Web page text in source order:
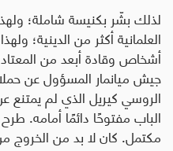
لذلك بشّر بكنيسة شاملة؛
العلمانية أكثر من الدينية؛
أشخاص وقادة أبعد من
جيش ميانمار المسؤول عن
الروسي كيريل الذي لم يمتنع
الباب مفتوحًا دائمًا أمامه.
مكتمل. كان لا بد من الخروج